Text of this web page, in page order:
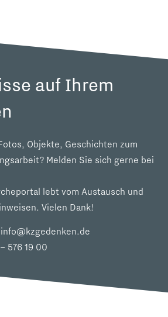
auf Ihrem
Objekte, Geschichten zum
Melden Sie sich gerne bei
lebt vom Austausch und
Vielen Dank!
info@kzgedenken.de
576 19 00